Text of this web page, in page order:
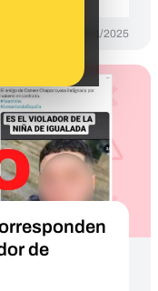
08/01/2025
de